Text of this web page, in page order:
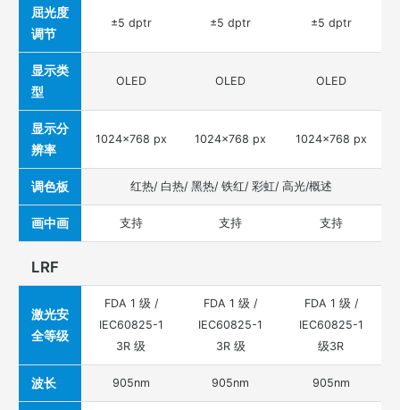
屈光度
调节
±5 dptr ±5 dptr ±5 dptr
显示类
型
OLED OLED OLED
显示分
辨率
1024×768 px 1024×768 px 1024×768 px
调色板 红热/ 白热/ 黑热/ 铁红/ 彩虹/ 高光/概述
画中画 支持 支持 支持
LRF
激光安
全等级
FDA 1 级 /
IEC60825-1
3R 级
FDA 1 级 /
IEC60825-1
3R 级
FDA 1 级 /
IEC60825-1
级3R
波长 905nm 905nm 905nm